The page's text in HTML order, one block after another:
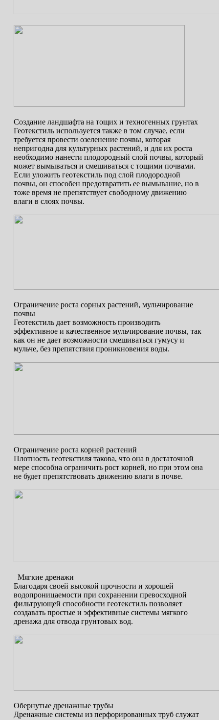
Создание ландшафта на тощих и техногенных грунтах
Геотекстиль используется также в том случае, если
требуется провести озеленение почвы, которая
непригодна для культурных растений, и для их роста
необходимо нанести плодородный слой почвы, который
может вымываться и смешиваться с тощими почвами.
Если уложить геотекстиль под слой плодородной
почвы, он способен предотвратить ее вымывание, но в
тоже время не препятствует свободному движению
влаги в слоях почвы.
Ограничение роста сорных растений, мульчирование
почвы
Геотекстиль дает возможность производить
эффективное и качественное мульчирование почвы, так
как он не дает возможности смешиваться гумусу и
мульче, без препятствия проникновения воды.
Ограничение роста корней растений
Плотность геотекстиля такова, что она в достаточной
мере способна ограничить рост корней, но при этом она
не будет препятствовать движению влаги в почве.
Мягкие дренажи
Благодаря своей высокой прочности и хорошей
водопроницаемости при сохранении превосходной
фильтрующей способности геотекстиль позволяет
создавать простые и эффективные системы мягкого
дренажа для отвода грунтовых вод.
Обернутые дренажные трубы
Дренажные системы из перфорированных труб служат